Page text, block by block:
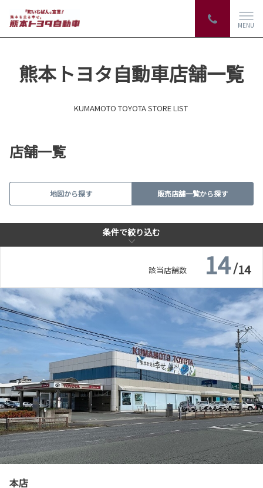
MENU
熊本トヨタ自動車店舗一覧
KUMAMOTO TOYOTA STORE LIST
店舗一覧
地図から探す 販売店舗一覧から探す
条件で絞り込む
該当店舗数 14 /14
ベビーシート（おむつ交
換用シート）
ペットOK AED
条件で絞り込む
本店